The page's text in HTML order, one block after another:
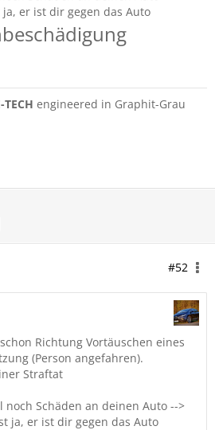
er ist dir gegen das Auto
engineered in Graphit-Grau
#52
Richtung Vortäuschen eines
(Person angefahren).
Straftat
noch Schäden an deinen Auto -->
ja, er ist dir gegen das Auto